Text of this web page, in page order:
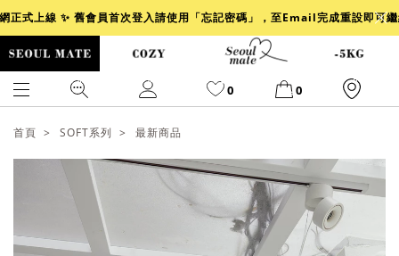
正式上線 ✨ 舊會員首次登入請使用「忘記密碼」，至Email完成重設即可
0 0
洋裝 舒芙蕾
牛仔
首頁 SOFT系列 最新商品